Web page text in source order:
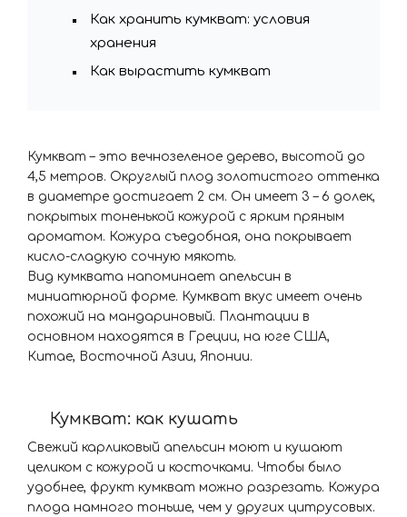
Как хранить кумкват: условия
хранения
Как вырастить кумкват
Кумкват – это вечнозеленое дерево, высотой до
4,5 метров. Округлый плод золотистого оттенка
в диаметре достигает 2 см. Он имеет 3 – 6 долек,
покрытых тоненькой кожурой с ярким пряным
ароматом. Кожура съедобная, она покрывает
кисло-сладкую сочную мякоть.
Вид кумквата напоминает апельсин в
миниатюрной форме. Кумкват вкус имеет очень
похожий на мандариновый. Плантации в
основном находятся в Греции, на юге США,
Китае, Восточной Азии, Японии.
Кумкват: как кушать
Свежий карликовый апельсин моют и кушают
целиком с кожурой и косточками. Чтобы было
удобнее, фрукт кумкват можно разрезать. Кожура
плода намного тоньше, чем у других цитрусовых.